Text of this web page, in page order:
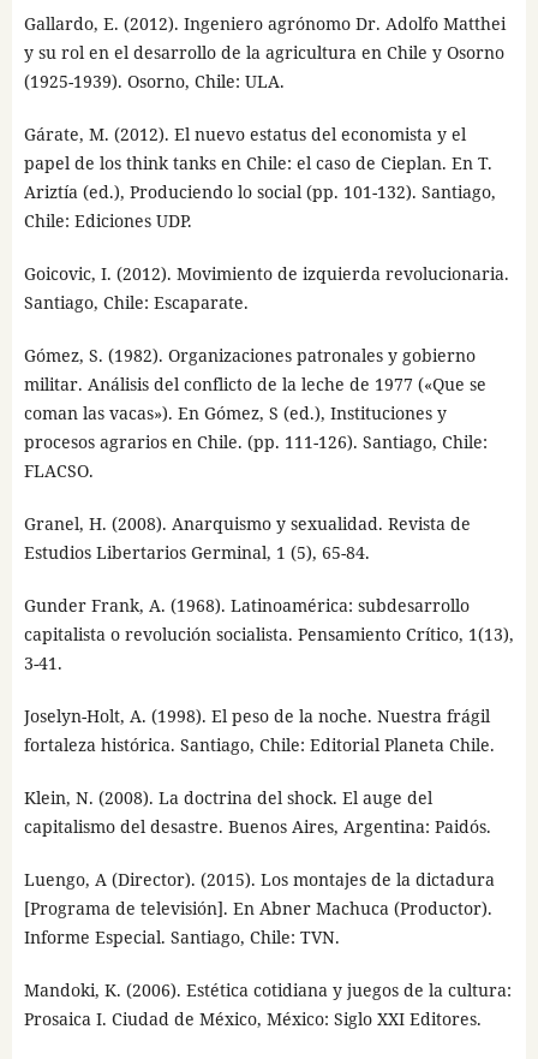
Gallardo, E. (2012). Ingeniero agrónomo Dr. Adolfo Matthei
y su rol en el desarrollo de la agricultura en Chile y Osorno
(1925-1939). Osorno, Chile: ULA.
Gárate, M. (2012). El nuevo estatus del economista y el
papel de los think tanks en Chile: el caso de Cieplan. En T.
Ariztía (ed.), Produciendo lo social (pp. 101-132). Santiago,
Chile: Ediciones UDP.
Goicovic, I. (2012). Movimiento de izquierda revolucionaria.
Santiago, Chile: Escaparate.
Gómez, S. (1982). Organizaciones patronales y gobierno
militar. Análisis del conflicto de la leche de 1977 («Que se
coman las vacas»). En Gómez, S (ed.), Instituciones y
procesos agrarios en Chile. (pp. 111-126). Santiago, Chile:
FLACSO.
Granel, H. (2008). Anarquismo y sexualidad. Revista de
Estudios Libertarios Germinal, 1 (5), 65-84.
Gunder Frank, A. (1968). Latinoamérica: subdesarrollo
capitalista o revolución socialista. Pensamiento Crítico, 1(13),
3-41.
Joselyn-Holt, A. (1998). El peso de la noche. Nuestra frágil
fortaleza histórica. Santiago, Chile: Editorial Planeta Chile.
Klein, N. (2008). La doctrina del shock. El auge del
capitalismo del desastre. Buenos Aires, Argentina: Paidós.
Luengo, A (Director). (2015). Los montajes de la dictadura
[Programa de televisión]. En Abner Machuca (Productor).
Informe Especial. Santiago, Chile: TVN.
Mandoki, K. (2006). Estética cotidiana y juegos de la cultura:
Prosaica I. Ciudad de México, México: Siglo XXI Editores.